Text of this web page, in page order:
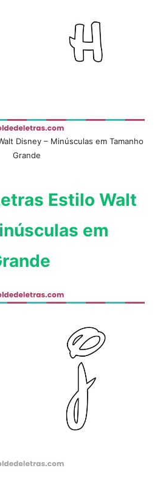
Disney – Minúsculas em Tamanho
Grande
Estilo Walt
em